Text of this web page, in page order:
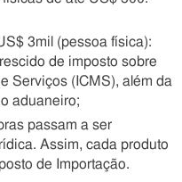
3mil (pessoa física):
de imposto sobre
Serviços (ICMS), além da
aduaneiro;
passam a ser
Assim, cada produto
de Importação.